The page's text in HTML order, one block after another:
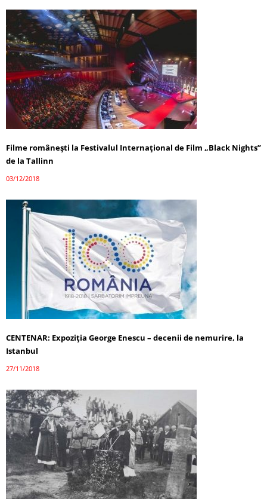
Filme româneşti la Festivalul Internaţional de Film „Black Nights”
de la Tallinn
03/12/2018
CENTENAR: Expoziția George Enescu – decenii de nemurire, la
Istanbul
27/11/2018